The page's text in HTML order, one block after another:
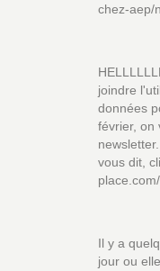
chez-aep/
joindre
données
février, on
vous dit,
Il y a
jour ou